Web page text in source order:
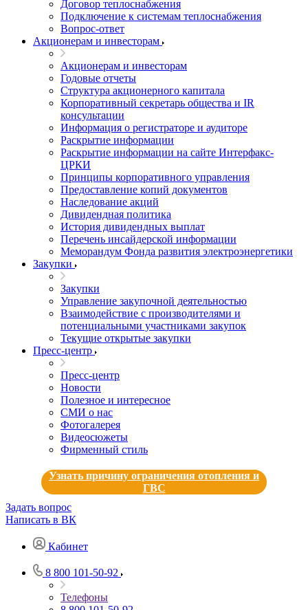
Договор теплоснабжения
Подключение к системам теплоснабжения
Вопрос-ответ
Акционерам и инвесторам
Акционерам и инвесторам
Годовые отчеты
Структура акционерного капитала
Корпоративный секретарь общества и IR
консультации
Информация о регистраторе и аудиторе
Раскрытие информации
Раскрытие информации на сайте Интерфакс-
ЦРКИ
Принципы корпоративного управления
Предоставление копий документов
Наследование акций
Дивидендная политика
История дивидендных выплат
Перечень инсайдерской информации
Меморандум Фонда развития электроэнергетики
Закупки
Закупки
Управление закупочной деятельностью
Взаимодействие с производителями и
потенциальными участниками закупок
Текущие открытые закупки
Пресс-центр
Пресс-центр
Новости
Полезное и интересное
СМИ о нас
Фотогалерея
Видеосюжеты
Фирменный стиль
Узнать причину ограничения отопления и
ГВС
Задать вопрос
Написать в ВК
Кабинет
8 800 101-50-92
Телефоны